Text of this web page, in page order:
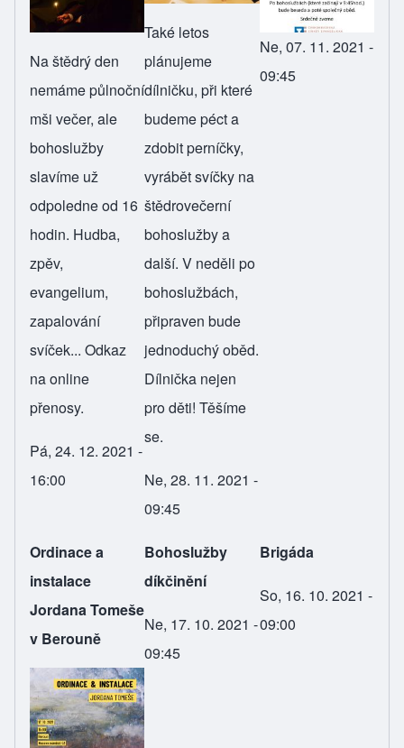
Na štědrý den
nemáme půlnoční
mši večer, ale
bohoslužby
slavíme už
odpoledne od 16
hodin. Hudba,
zpěv,
evangelium,
zapalování
svíček... Odkaz
na online
přenosy.
Pá, 24. 12. 2021 -
16:00
Také letos
plánujeme
dílničku, při které
budeme péct a
zdobit perníčky,
vyrábět svíčky na
štědrovečerní
bohoslužby a
další. V neděli po
bohoslužbách,
připraven bude
jednoduchý oběd.
Dílnička nejen
pro děti! Těšíme
se.
Ne, 28. 11. 2021 -
09:45
Ne, 07. 11. 2021 -
09:45
Ordinace a
instalace
Jordana Tomeše
v Berouně
Bohoslužby
díkčinění
Ne, 17. 10. 2021 -
09:45
Brigáda
So, 16. 10. 2021 -
09:00